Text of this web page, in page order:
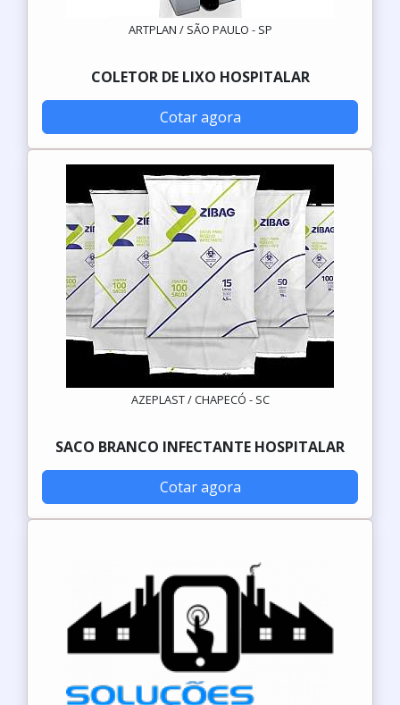
ARTPLAN / SÃO PAULO - SP
COLETOR DE LIXO HOSPITALAR
Cotar agora
AZEPLAST / CHAPECÓ - SC
SACO BRANCO INFECTANTE HOSPITALAR
Cotar agora